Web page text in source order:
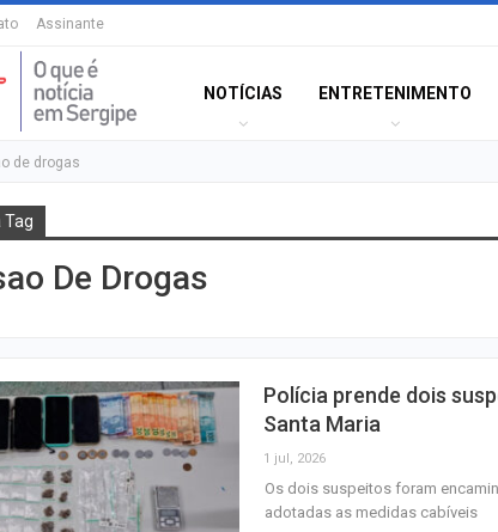
Assinante
NOTÍCIAS ENTRETENIMENTO
de drogas
Tag
De Drogas
Polícia prende dois
Santa Maria
1 jul, 2026
Os dois suspeitos foram
adotadas as medidas cabíveis